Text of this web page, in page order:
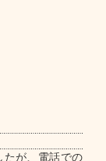
たが、電話での